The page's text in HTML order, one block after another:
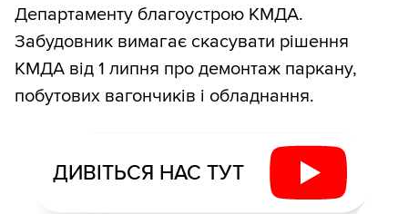
Департаменту благоустрою КМДА.
Забудовник вимагає скасувати рішення
КМДА від 1 липня про демонтаж паркану,
побутових вагончиків і обладнання.
ДИВІТЬСЯ НАС ТУТ